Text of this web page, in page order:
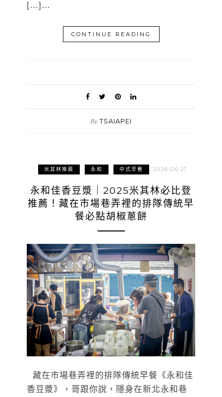
[…]…
CONTINUE READING
By TSAIAPEI
米其林推薦 永和 中式早餐 2026-06-21
永和佳香豆漿｜2025米其林必比登
推薦！藏在市場巷弄裡的排隊傳統早
餐必點胡椒蔥餅
藏在市場巷弄裡的排隊傳統早餐《永和佳
香豆漿》，哥跟你說，隱身在新北永和巷